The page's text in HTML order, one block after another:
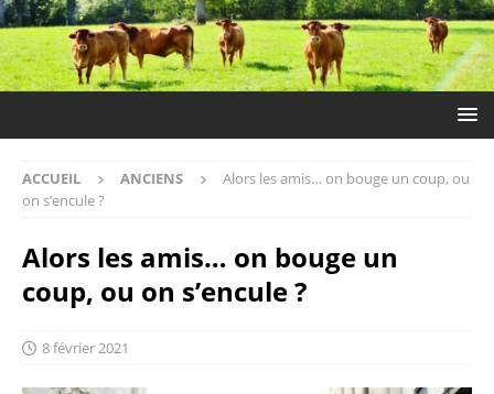
ACCUEIL ANCIENS
Alors les amis… on bouge un coup, ou
on s’encule ?
Alors les amis… on bouge un
coup, ou on s’encule ?
8 février 2021